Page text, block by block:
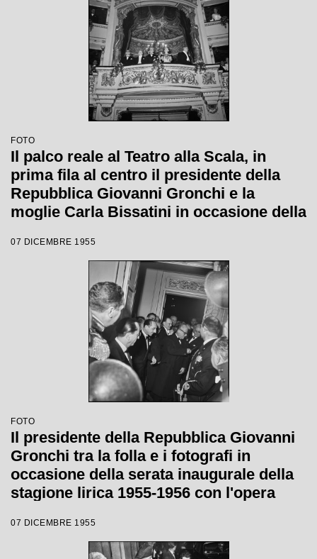
FOTO
Il palco reale al Teatro alla Scala, in
prima fila al centro il presidente della
Repubblica Giovanni Gronchi e la
moglie Carla Bissatini in occasione della
1955-1956 con l'opera "Norma" di
Vincenzo Bellini, diretta da Antonino
Votto, con la regia di Margherita
07 DICEMBRE 1955
FOTO
Il presidente della Repubblica Giovanni
Gronchi tra la folla e i fotografi in
occasione della serata inaugurale della
stagione lirica 1955-1956 con l'opera
Antonino Votto, con la regia di
Margherita Wallmann
07 DICEMBRE 1955